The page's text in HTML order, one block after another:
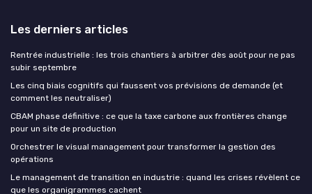
Les derniers articles
Rentrée industrielle : les trois chantiers à arbitrer dès août pour ne pas
subir septembre
Les cinq biais cognitifs qui faussent vos prévisions de demande (et
comment les neutraliser)
CBAM phase définitive : ce que la taxe carbone aux frontières change
pour un site de production
Orchestrer le visual management pour transformer la gestion des
opérations
Le management de transition en industrie : quand les crises révèlent ce
que les organigrammes cachent